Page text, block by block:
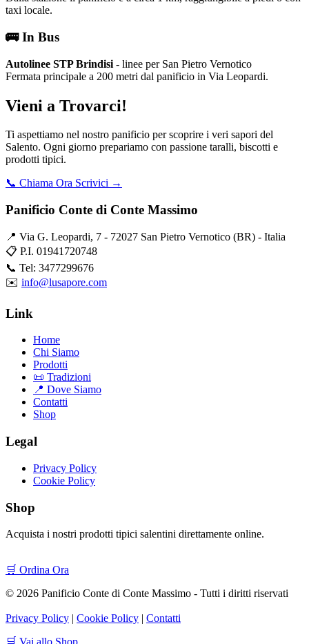
taxi locale.
🚌 In Bus
Autolinee STP Brindisi - linee per San Pietro Vernotico
Fermata principale a 200 metri dal panificio in Via Leopardi.
Vieni a Trovarci!
Ti aspettiamo nel nostro panificio per scoprire i veri sapori del
Salento. Ogni giorno prepariamo con passione taralli, biscotti e
prodotti tipici.
📞 Chiama Ora Scrivici →
Panificio Conte di Conte Massimo
📍 Via G. Leopardi, 7 - 72027 San Pietro Vernotico (BR) - Italia
📋 P.I. 01941720748
📞 Tel: 3477299676
✉️ info@lusapore.com
Link
Home
Chi Siamo
Prodotti
📜 Tradizioni
📍 Dove Siamo
Contatti
Shop
Legal
Privacy Policy
Cookie Policy
Shop
Acquista i nostri prodotti tipici salentini direttamente online.
🛒 Ordina Ora
© 2026 Panificio Conte di Conte Massimo - Tutti i diritti riservati
Privacy Policy | Cookie Policy | Contatti